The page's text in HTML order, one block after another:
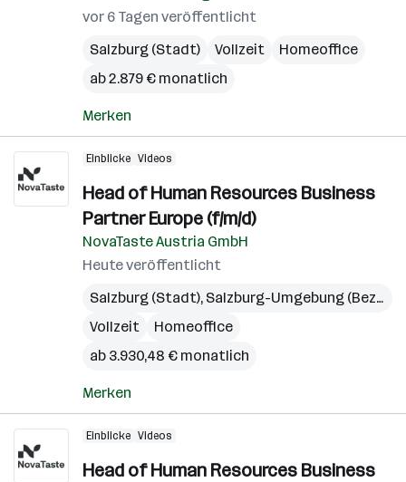
vor 6 Tagen veröffentlicht
Salzburg (Stadt)
Vollzeit
Homeoffice
ab 2.879 € monatlich
Merken
Einblicke Videos
Head of Human Resources Business
Partner Europe (f/m/d)
NovaTaste Austria GmbH
Heute veröffentlicht
Salzburg (Stadt), Salzburg-Umgebung (Bezirk)
Vollzeit
Homeoffice
ab 3.930,48 € monatlich
Merken
Einblicke Videos
Head of Human Resources Business